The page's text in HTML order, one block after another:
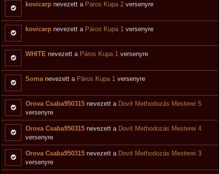
kovicarp nevezett a Páros Kupa 2 versenyre
kovicarp nevezett a Páros Kupa 1 versenyre
WHITE nevezett a Páros Kupa 1 versenyre
Somanevezett a Páros Kupa 1 versenyre
Orova Csaba950315 nevezett a Dovit Methodozás Mesterei 5
versenyre
Orova Csaba950315 nevezett a Dovit Methodozás Mesterei 4
versenyre
Orova Csaba950315 nevezett a Dovit Methodozás Mesterei 3
versenyre